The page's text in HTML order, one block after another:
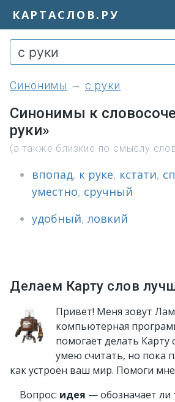
КАРТАСЛОВ.РУ
синонимы с руки
Синонимы к
руки»
(а также близкие по смыслу
впопад, к руке, кстати,
уместно, сручный
удобный, ловкий
Делаем Карту слов
Привет! Меня зовут
компьютерная
помогает делать Карту
умею считать, но пока
как устроен ваш мир. Помоги мне
Вопрос: идея — обозначает ли